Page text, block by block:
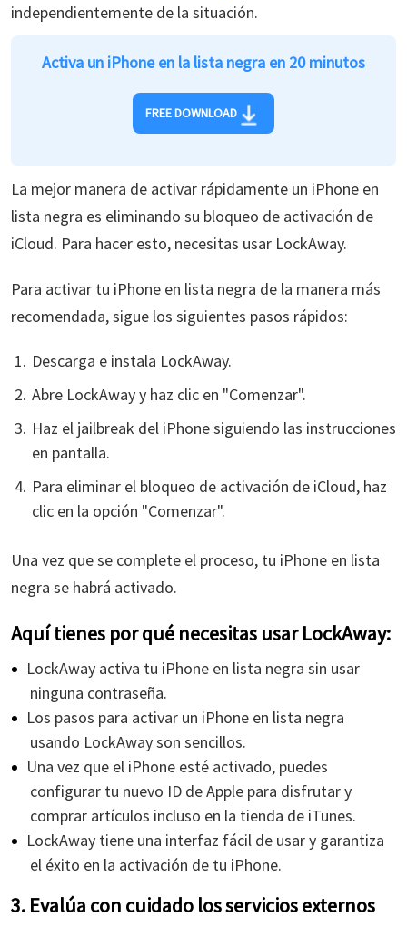
independientemente de la situación.
Activa un iPhone en la lista negra en 20 minutos
FREE DOWNLOAD
La mejor manera de activar rápidamente un iPhone en
lista negra es eliminando su bloqueo de activación de
iCloud. Para hacer esto, necesitas usar LockAway.
Para activar tu iPhone en lista negra de la manera más
recomendada, sigue los siguientes pasos rápidos:
Descarga e instala LockAway.
Abre LockAway y haz clic en "Comenzar".
Haz el jailbreak del iPhone siguiendo las instrucciones
en pantalla.
Para eliminar el bloqueo de activación de iCloud, haz
clic en la opción "Comenzar".
Una vez que se complete el proceso, tu iPhone en lista
negra se habrá activado.
Aquí tienes por qué necesitas usar LockAway:
LockAway activa tu iPhone en lista negra sin usar
ninguna contraseña.
Los pasos para activar un iPhone en lista negra
usando LockAway son sencillos.
Una vez que el iPhone esté activado, puedes
configurar tu nuevo ID de Apple para disfrutar y
comprar artículos incluso en la tienda de iTunes.
LockAway tiene una interfaz fácil de usar y garantiza
el éxito en la activación de tu iPhone.
3. Evalúa con cuidado los servicios externos